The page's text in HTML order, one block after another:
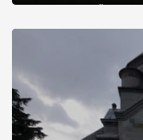
диктувати свої умови
Херсонесі
А потім було